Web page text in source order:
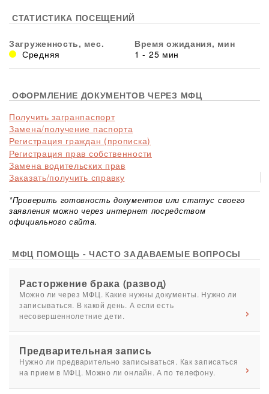
СТАТИСТИКА ПОСЕЩЕНИЙ
Загруженность, мес.
Средняя
Время ожидания, мин
1 - 25 мин
ОФОРМЛЕНИЕ ДОКУМЕНТОВ ЧЕРЕЗ МФЦ
Получить загранпаспорт
Замена/получение паспорта
Регистрация граждан (прописка)
Регистрация прав собственности
Замена водительских прав
Заказать/получить справку
*Проверить готовность документов или статус своего
заявления можно через интернет посредством
официального сайта.
МФЦ ПОМОЩЬ - ЧАСТО ЗАДАВАЕМЫЕ ВОПРОСЫ
Расторжение брака (развод)
Можно ли через МФЦ. Какие нужны документы. Нужно ли
записываться. В какой день. А если есть
несовершеннолетние дети.
Предварительная запись
Нужно ли предварительно записываться. Как записаться
на прием в МФЦ. Можно ли онлайн. А по телефону.